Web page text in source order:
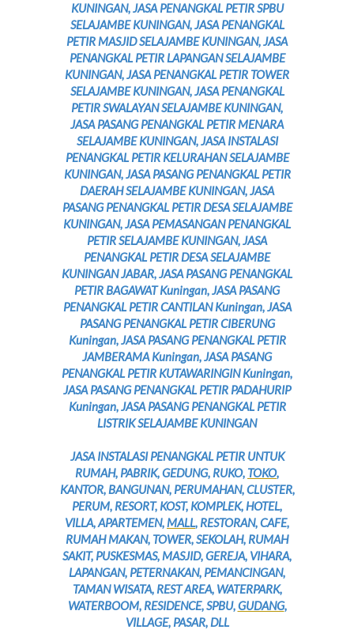
KUNINGAN, JASA PENANGKAL PETIR SPBU
SELAJAMBE KUNINGAN, JASA PENANGKAL
PETIR MASJID SELAJAMBE KUNINGAN, JASA
PENANGKAL PETIR LAPANGAN SELAJAMBE
KUNINGAN, JASA PENANGKAL PETIR TOWER
SELAJAMBE KUNINGAN, JASA PENANGKAL
PETIR SWALAYAN SELAJAMBE KUNINGAN,
JASA PASANG PENANGKAL PETIR MENARA
SELAJAMBE KUNINGAN, JASA INSTALASI
PENANGKAL PETIR KELURAHAN SELAJAMBE
KUNINGAN, JASA PASANG PENANGKAL PETIR
DAERAH SELAJAMBE KUNINGAN, JASA
PASANG PENANGKAL PETIR DESA SELAJAMBE
KUNINGAN, JASA PEMASANGAN PENANGKAL
PETIR SELAJAMBE KUNINGAN, JASA
PENANGKAL PETIR DESA SELAJAMBE
KUNINGAN JABAR, JASA PASANG PENANGKAL
PETIR BAGAWAT Kuningan, JASA PASANG
PENANGKAL PETIR CANTILAN Kuningan, JASA
PASANG PENANGKAL PETIR CIBERUNG
Kuningan, JASA PASANG PENANGKAL PETIR
JAMBERAMA Kuningan, JASA PASANG
PENANGKAL PETIR KUTAWARINGIN Kuningan,
JASA PASANG PENANGKAL PETIR PADAHURIP
Kuningan, JASA PASANG PENANGKAL PETIR
LISTRIK SELAJAMBE KUNINGAN
JASA INSTALASI PENANGKAL PETIR UNTUK
RUMAH, PABRIK, GEDUNG, RUKO, TOKO,
KANTOR, BANGUNAN, PERUMAHAN, CLUSTER,
PERUM, RESORT, KOST, KOMPLEK, HOTEL,
VILLA, APARTEMEN,MALL, RESTORAN, CAFE,
RUMAH MAKAN, TOWER, SEKOLAH, RUMAH
SAKIT, PUSKESMAS, MASJID, GEREJA, VIHARA,
LAPANGAN, PETERNAKAN, PEMANCINGAN,
TAMAN WISATA, REST AREA, WATERPARK,
WATERBOOM, RESIDENCE, SPBU,GUDANG,
VILLAGE, PASAR, DLL